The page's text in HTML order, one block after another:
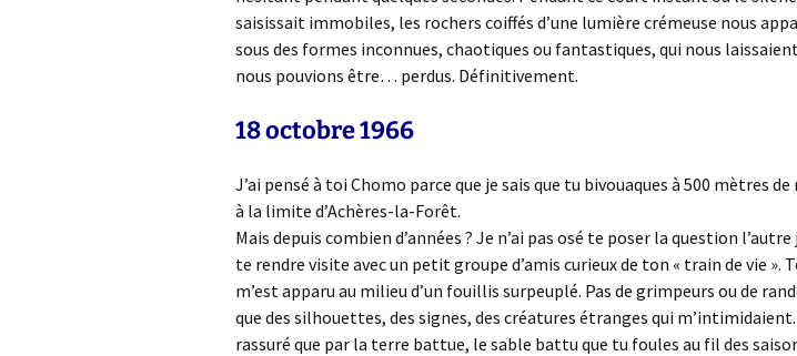
saisissait immobiles, les rochers coiffés d’une lumière crémeuse nous
sous des formes inconnues, chaotiques ou fantastiques, qui nous
nous pouvions être… perdus. Définitivement.
18 octobre 1966
J’ai pensé à toi Chomo parce que je sais que tu bivouaques à 500 mètres
à la limite d’Achères-la-Forêt.
Mais depuis combien d’années ? Je n’ai pas osé te poser la question
te rendre visite avec un petit groupe d’amis curieux de ton « train de vie ».
m’est apparu au milieu d’un fouillis surpeuplé. Pas de grimpeurs ou de
que des silhouettes, des signes, des créatures étranges qui m’intimidaient.
rassuré que par la terre battue, le sable battu que tu foules au fil des